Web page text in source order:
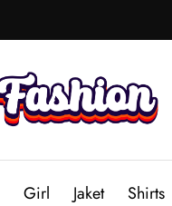
Girl Jaket Shirts